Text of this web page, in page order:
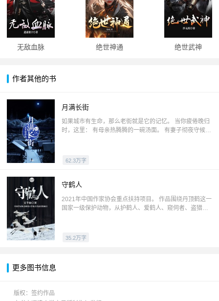
无敌血脉 绝世神通 绝世武神
作者其他的书
月满长街
如果城市有生命，那么老街就是它的记忆。 当你疲倦晚归
时，这里： 有母亲热腾腾的一碗汤面。 有妻子彻夜守候的
故事，一些感动，在悄悄上演。 如果累了，倦了，就回家
62.3万字
守鹤人
2021年中国作家协会重点扶持项目。 作品围绕丹顶鹤这一
国家一级保护动物，从护鹤人、爱鹤人、窥伺者、盗猎者
的相互依赖、亲密无间的关系得以润物无声地阐释，情绪
35.2万字
更多图书信息
版权：签约作品